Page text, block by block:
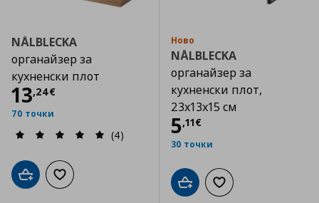
NÅLBLECKA
органайзер за
кухненски плот
13,24€
Цена
70 точки
(4)
Добави в кошницата
Добави към списъка с любими
Ново
NÅLBLECKA
органайзер за
кухненски плот,
23x13x15 см
5,11€
Цена
30 точки
Добави в кошницата
Добави към